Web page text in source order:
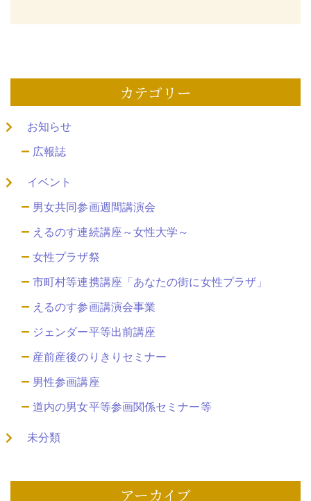
カテゴリー
お知らせ
広報誌
イベント
男女共同参画週間講演会
えるのす連続講座～女性大学～
女性プラザ祭
市町村等連携講座「あなたの街に女性プラザ」
えるのす参画講演会事業
ジェンダー平等出前講座
産前産後のりきりセミナー
男性参画講座
道内の男女平等参画関係セミナー等
未分類
アーカイブ